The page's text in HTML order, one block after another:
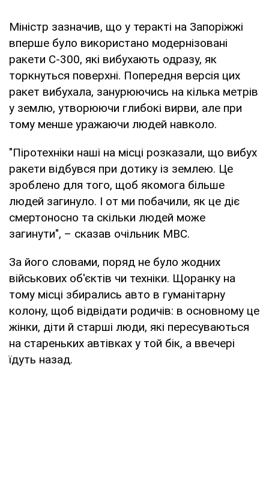
Міністр зазначив, що у теракті на Запоріжжі
вперше було використано модернізовані
ракети С-300, які вибухають одразу, як
торкнуться поверхні. Попередня версія цих
ракет вибухала, занурюючись на кілька метрів
у землю, утворюючи глибокі вирви, але при
тому менше уражаючи людей навколо.
"Піротехніки наші на місці розказали, що вибух
ракети відбувся при дотику із землею. Це
зроблено для того, щоб якомога більше
людей загинуло. І от ми побачили, як це діє
смертоносно та скільки людей може
загинути", – сказав очільник МВС.
За його словами, поряд не було жодних
військових об'єктів чи техніки. Щоранку на
тому місці збирались авто в гуманітарну
колону, щоб відвідати родичів: в основному це
жінки, діти й старші люди, які пересуваються
на стареньких автівках у той бік, а ввечері
їдуть назад.